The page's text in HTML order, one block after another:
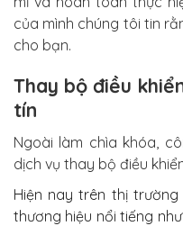
của mình chúng tôi tin
cho bạn.
Thay bộ điều
tín
Ngoài làm chìa khóa,
dịch vụ thay bộ điều
Hiện nay trên thị
thương hiệu nổi tiếng